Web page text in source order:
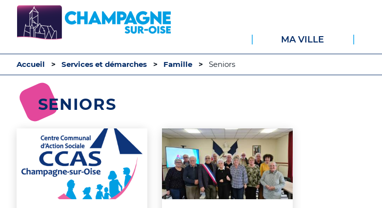
principal
MA VILLE
Accueil Services et démarches Famille Seniors
SENIORS